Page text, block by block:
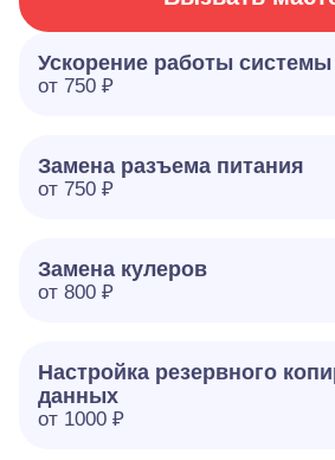
Ускорение работы системы
от 750 ₽
Замена разъема питания
от 750 ₽
Замена кулеров
от 800 ₽
Настройка резервного
данных
от 1000 ₽